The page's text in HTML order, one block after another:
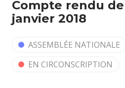
Compte rendu
janvier 2018
ASSEMBLÉE NATIONALE
EN CIRCONSCRIPTION